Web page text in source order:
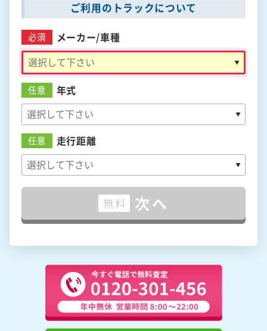
ご利用のトラックについて
必須 メーカー/車種
任意 年式
任意 走行距離
無料 次へ